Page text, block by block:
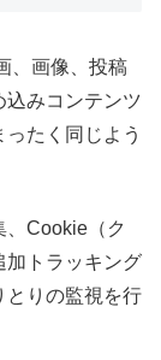
、画像、投稿
込みコンテンツ
たく同じよう
、Cookie（ク
加トラッキング
とりの監視を行